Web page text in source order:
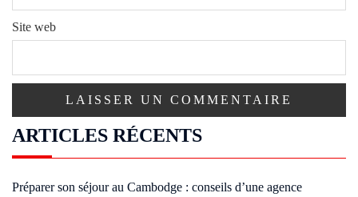
Site web
ARTICLES RÉCENTS
Préparer son séjour au Cambodge : conseils d’une agence